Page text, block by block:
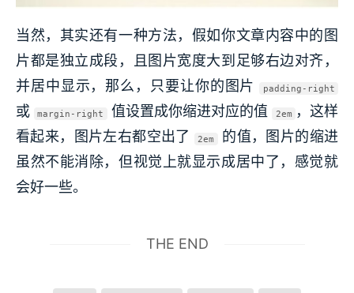
当然，其实还有一种方法，假如你文章内容中的图
片都是独立成段，且图片宽度大到足够右边对齐，
并居中显示，那么，只要让你的图片
padding-right
或 margin-right 值设置成你缩进对应的值 2em
，这样
看起来，图片左右都空出了
2em
的值，图片的缩进
虽然不能消除，但视觉上就显示成居中了，感觉就
会好一些。
THE END